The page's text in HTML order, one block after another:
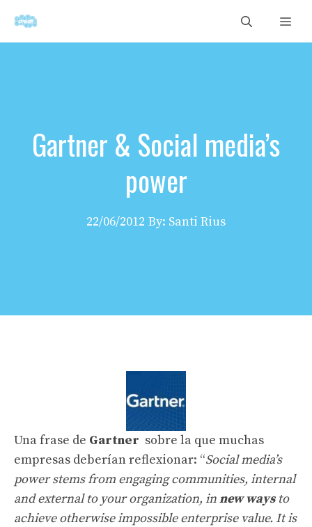
contingut
Gartner & Social media’s
power
22/06/2012 By: Santi Rius
Una frase de Gartner sobre la que muchas
empresas deberían reflexionar: “Social media’s
power stems from engaging communities, internal
and external to your organization, innew waysto
achieve otherwise impossible enterprise value. It is